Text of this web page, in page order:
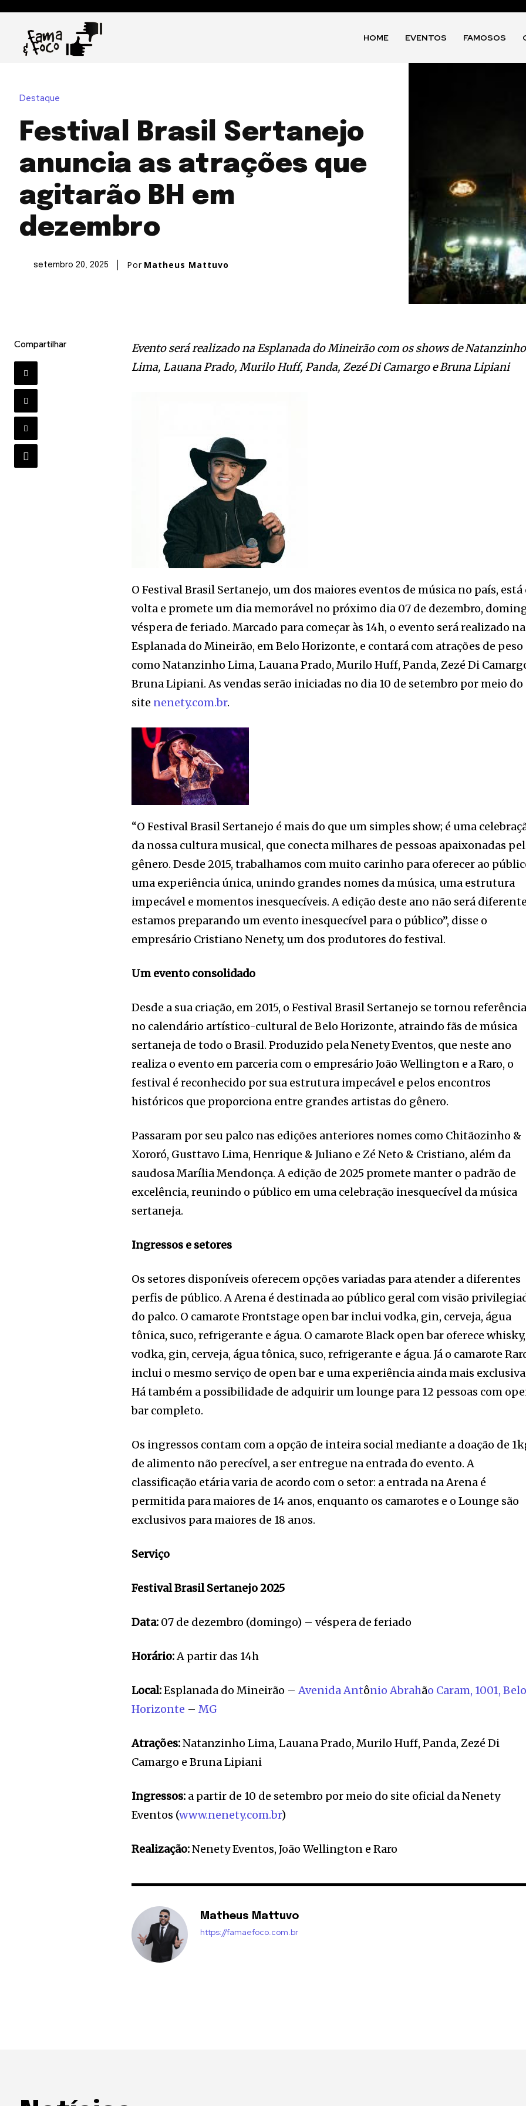
HOME EVENTOS FAMOSOS
Destaque
Festival Brasil Sertanejo
anuncia as atrações que
agitarão BH em
dezembro
setembro 20, 2025 Por Matheus Mattuvo
Compartilhar
Evento será realizado na Esplanada do Mineirão com os shows de Natanzinho
Lima, Lauana Prado, Murilo Huff, Panda, Zezé Di Camargo e Bruna Lipiani
O Festival Brasil Sertanejo, um dos maiores eventos de música no país, está
volta e promete um dia memorável no próximo dia 07 de dezembro,
véspera de feriado. Marcado para começar às 14h, o evento será realizado na
Esplanada do Mineirão, em Belo Horizonte, e contará com atrações de peso
como Natanzinho Lima, Lauana Prado, Murilo Huff, Panda, Zezé Di
Bruna Lipiani. As vendas serão iniciadas no dia 10 de setembro por meio do
site nenety.com.br.
“O Festival Brasil Sertanejo é mais do que um simples show; é uma
da nossa cultura musical, que conecta milhares de pessoas apaixonadas
gênero. Desde 2015, trabalhamos com muito carinho para oferecer ao
uma experiência única, unindo grandes nomes da música, uma estrutura
impecável e momentos inesquecíveis. A edição deste ano não será
estamos preparando um evento inesquecível para o público”, disse o
empresário Cristiano Nenety, um dos produtores do festival.
Um evento consolidado
Desde a sua criação, em 2015, o Festival Brasil Sertanejo se tornou
no calendário artístico-cultural de Belo Horizonte, atraindo fãs de música
sertaneja de todo o Brasil. Produzido pela Nenety Eventos, que neste ano
realiza o evento em parceria com o empresário João Wellington e a Raro, o
festival é reconhecido por sua estrutura impecável e pelos encontros
históricos que proporciona entre grandes artistas do gênero.
Passaram por seu palco nas edições anteriores nomes como Chitãozinho &
Xororó, Gusttavo Lima, Henrique & Juliano e Zé Neto & Cristiano, além da
saudosa Marília Mendonça. A edição de 2025 promete manter o padrão de
excelência, reunindo o público em uma celebração inesquecível da música
sertaneja.
Ingressos e setores
Os setores disponíveis oferecem opções variadas para atender a diferentes
perfis de público. A Arena é destinada ao público geral com visão
do palco. O camarote Frontstage open bar inclui vodka, gin, cerveja, água
tônica, suco, refrigerante e água. O camarote Black open bar oferece whisky,
vodka, gin, cerveja, água tônica, suco, refrigerante e água. Já o camarote
inclui o mesmo serviço de open bar e uma experiência ainda mais
Há também a possibilidade de adquirir um lounge para 12 pessoas com
bar completo.
Os ingressos contam com a opção de inteira social mediante a doação de
de alimento não perecível, a ser entregue na entrada do evento. A
classificação etária varia de acordo com o setor: a entrada na Arena é
permitida para maiores de 14 anos, enquanto os camarotes e o Lounge são
exclusivos para maiores de 18 anos.
Serviço
Festival Brasil Sertanejo 2025
Data: 07 de dezembro (domingo) – véspera de feriado
Horário:A partir das 14h
Local:Esplanada do Mineirão –Avenida Antônio Abrahão Caram, 1001,
Horizonte –MG
Atrações:Natanzinho Lima, Lauana Prado, Murilo Huff, Panda, Zezé Di
Camargo e Bruna Lipiani
Ingressos: a partir de 10 de setembro por meio do site oficial da Nenety
Eventos (www.nenety.com.br)
Realização:Nenety Eventos, João Wellington e Raro
Matheus Mattuvo
https://famaefoco.com.br